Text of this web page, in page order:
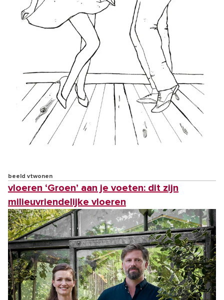
beeld vtwonen
vloeren ‘Groen’ aan je voeten: dit zijn
milieuvriendelijke vloeren